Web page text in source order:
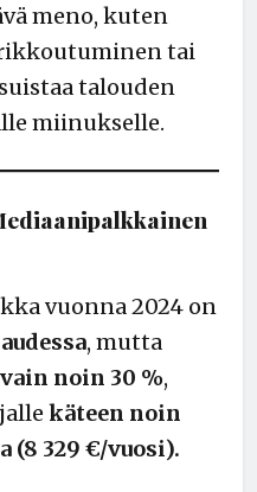
meno, kuten
tai
talouden
miinukselle.
vuonna 2024 on
, mutta
noin 30 %,
käteen noin
(8 329 €/vuosi).